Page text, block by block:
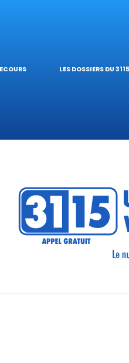
DE
LES DOSSIERS DU 3115